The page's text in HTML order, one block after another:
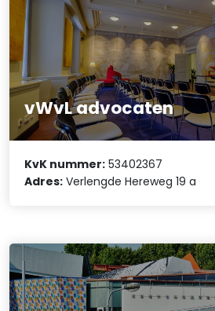
vWvL advocaten
KvK nummer: 53402367
Adres: Verlengde Hereweg 19 a